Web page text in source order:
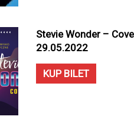
Stevie Wonder –
29.05.2022
KUP BILET